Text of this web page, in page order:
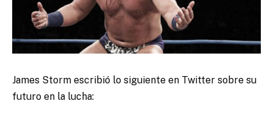
James Storm escribió lo siguiente en Twitter sobre su
futuro en la lucha: